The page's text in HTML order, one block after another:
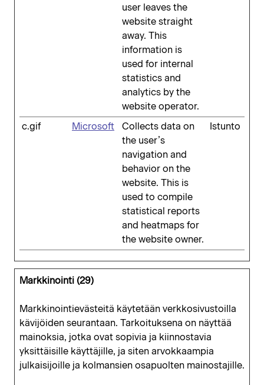
user leaves the
website straight
away. This
information is
used for internal
statistics and
analytics by the
website operator.
c.gif Microsoft
Collects data on
the user’s
navigation and
behavior on the
website. This is
used to compile
statistical reports
and heatmaps for
the website owner.
Istunto
Markkinointi (29)
Markkinointievästeitä käytetään verkkosivustoilla
kävijöiden seurantaan. Tarkoituksena on näyttää
mainoksia, jotka ovat sopivia ja kiinnostavia
yksittäisille käyttäjille, ja siten arvokkaampia
julkaisijoille ja kolmansien osapuolten mainostajille.